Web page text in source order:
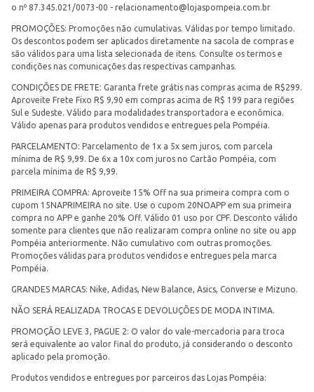
o nº 87.345.021/0073-00 - relacionamento@lojaspompeia.com.br
PROMOÇÕES: Promoções não cumulativas. Válidas por tempo limitado.
Os descontos podem ser aplicados diretamente na sacola de compras e
são válidos para uma lista selecionada de itens. Consulte os termos e
condições nas comunicações das respectivas campanhas.
CONDIÇÕES DE FRETE: Garanta frete grátis nas compras acima de R$299.
Aproveite Frete Fixo R$ 9,90 em compras acima de R$ 199 para regiões
Sul e Sudeste. Válido para modalidades transportadora e econômica.
Válido apenas para produtos vendidos e entregues pela Pompéia.
PARCELAMENTO: Parcelamento de 1x a 5x sem juros, com parcela
mínima de R$ 9,99. De 6x a 10x com juros no Cartão Pompéia, com
parcela mínima de R$ 9,99.
PRIMEIRA COMPRA: Aproveite 15% Off na sua primeira compra com o
cupom 15NAPRIMEIRA no site. Use o cupom 20NOAPP em sua primeira
compra no APP e ganhe 20% Off. Válido 01 uso por CPF. Desconto válido
somente para clientes que não realizaram compra online no site ou app
Pompéia anteriormente. Não cumulativo com outras promoções.
Promoções válidas para produtos vendidos e entregues pela marca
Pompéia.
GRANDES MARCAS: Nike, Adidas, New Balance, Asics, Converse e Mizuno.
NÃO SERÁ REALIZADA TROCAS E DEVOLUÇÕES DE MODA INTIMA.
PROMOÇÃO LEVE 3, PAGUE 2: O valor do vale-mercadoria para troca
será equivalente ao valor final do produto, já considerando o desconto
aplicado pela promoção.
Produtos vendidos e entregues por parceiros das Lojas Pompéia: